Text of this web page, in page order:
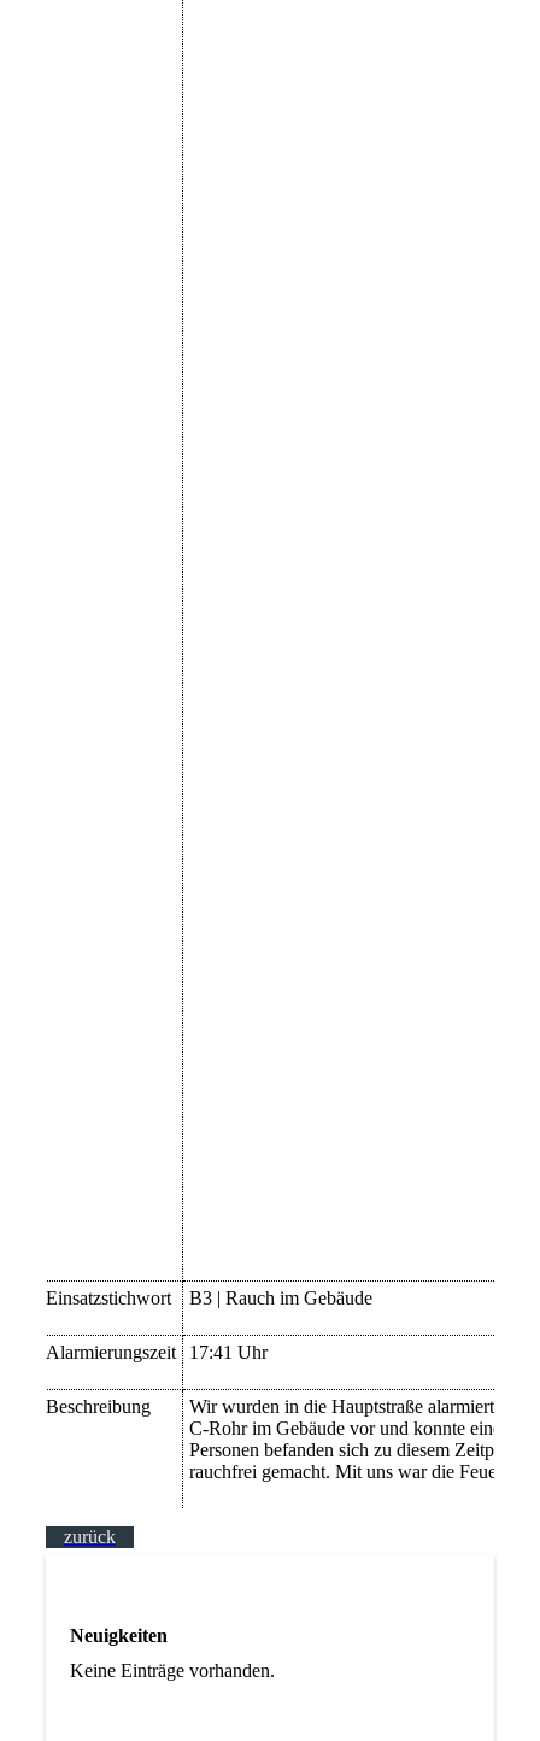
Einsatzstichwort B3 | Rauch im Gebäude
Alarmierungszeit 17:41 Uhr
Beschreibung
Wir wurden in die Hauptstraße alarmiert.
C-Rohr im Gebäude vor und konnte einen
Personen befanden sich zu diesem
rauchfrei gemacht. Mit uns war die
zurück
Neuigkeiten
Keine Einträge vorhanden.